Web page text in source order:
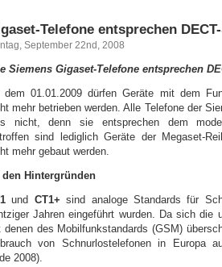
Telefone entsprechen
September 22nd, 2008
Siemens Gigaset-Telefone entsprechen
dem 01.01.2009 dürfen Geräte mit dem
mehr betrieben werden. Alle Telefone der
nicht, denn sie entsprechen dem
sind lediglich Geräte der Megaset-
mehr gebaut werden.
den Hintergründen
und CT1+ sind analoge Standards für
Jahren eingeführt wurden. Da sich die
denen des Mobilfunkstandards (GSM)
von Schnurlostelefonen in Europa
2008).